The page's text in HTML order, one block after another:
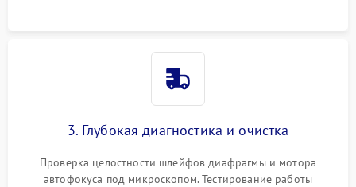
3. Глубокая диагностика и очистка
Проверка целостности шлейфов диафрагмы и мотора
автофокуса под микроскопом. Тестирование работы